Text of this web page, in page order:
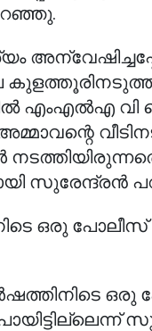
എംഎൽഎ വി
അമ്മാവന്റെ
സുരേന്ദ്രൻ
ഒരു പോലീസ്
ഒരു